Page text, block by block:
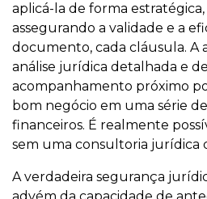
aplicá-la de forma
assegurando a validade e a
documento, cada cláusula. A
análise jurídica detalhada e
acompanhamento próximo
bom negócio em uma série
financeiros. É realmente
sem uma consultoria jurídica
A verdadeira segurança